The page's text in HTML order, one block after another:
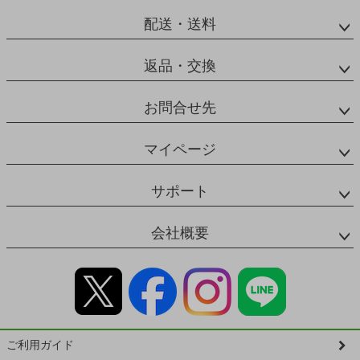
配送・送料
返品・交換
お問合せ先
マイページ
サポート
会社概要
ご利用ガイド